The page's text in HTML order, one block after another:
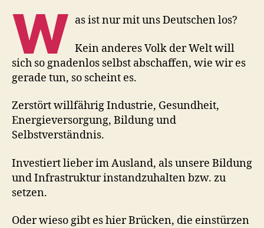
W as ist nur mit uns Deutschen los?
Kein anderes Volk der Welt will
sich so gnadenlos selbst abschaffen, wie wir es
gerade tun, so scheint es.
Zerstört willfährig Industrie, Gesundheit,
Energieversorgung, Bildung und
Selbstverständnis.
Investiert lieber im Ausland, als unsere Bildung
und Infrastruktur instandzuhalten bzw. zu
setzen.
Oder wieso gibt es hier Brücken, die einstürzen